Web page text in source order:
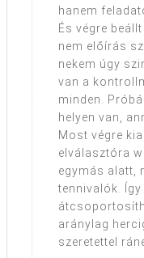
hanem
És végre
nem előírás
nekem úgy
van a
minden.
helyen van,
Most végre
elválasztóra
egymás alatt,
tennivalók. Így
aránylag
szeretettel